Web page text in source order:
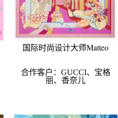
国际时尚设计大师Matteo
合作客户：GUCCI、宝格
丽、香奈儿